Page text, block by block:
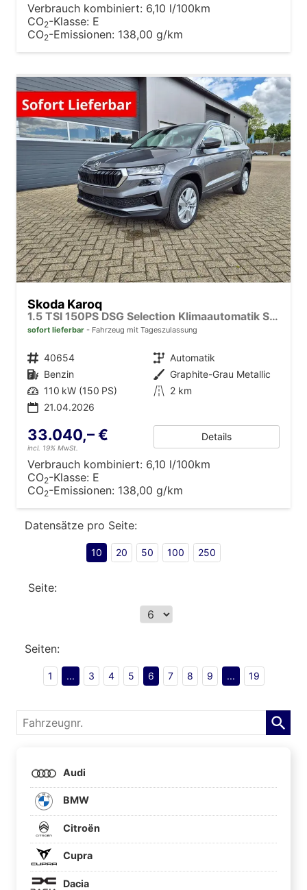
Verbrauch kombiniert: 6,10 l/100km
CO2-Klasse: E
CO2-Emissionen: 138,00 g/km
Skoda Karoq
1.5 TSI 150PS DSG Selection Klimaautomatik Sitzheizung Lenkradheizung ACC PDC v+h Rückf.Kamera abg.Scheiben Apple CarPlay Android Auto 17"LM
sofort lieferbar Fahrzeug mit Tageszulassung
Fahrzeugnr. 40654 Getriebe Automatik
Kraftstoff Benzin Außenfarbe Graphite-Grau Metallic
Leistung 110 kW (150 PS) Kilometerstand 2 km
21.04.2026
33.040,– €
incl. 19% MwSt.
Details
Verbrauch kombiniert: 6,10 l/100km
CO2-Klasse: E
CO2-Emissionen: 138,00 g/km
Datensätze pro Seite:
10 20 50 100 250
Seite:
Seiten:
1 ... 3 4 5 6 7 8 9 ... 19
Fahrzeugnr.
Audi
BMW
Citroën
Cupra
Dacia